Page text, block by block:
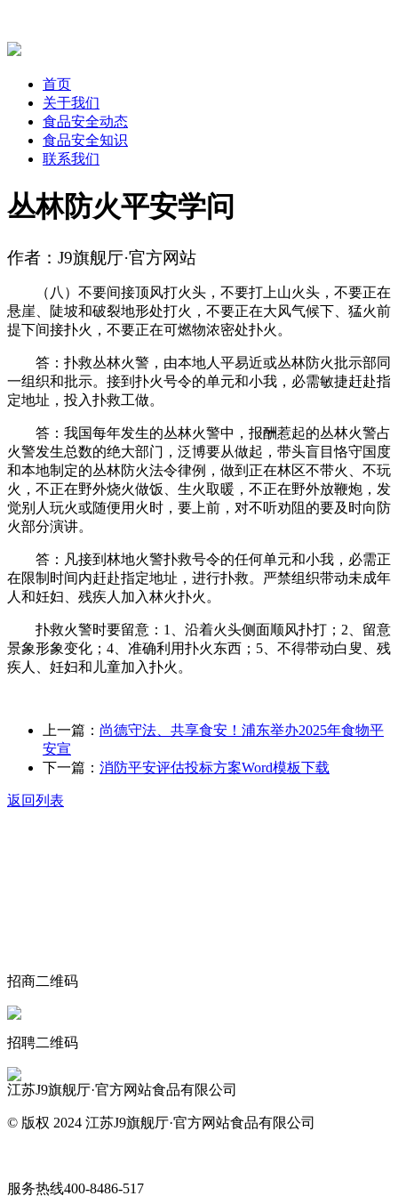
首页
关于我们
食品安全动态
食品安全知识
联系我们
丛林防火平安学问
作者：J9旗舰厅·官方网站
（八）不要间接顶风打火头，不要打上山火头，不要正在
悬崖、陡坡和破裂地形处打火，不要正在大风气候下、猛火前
提下间接扑火，不要正在可燃物浓密处扑火。
答：扑救丛林火警，由本地人平易近或丛林防火批示部同
一组织和批示。接到扑火号令的单元和小我，必需敏捷赶赴指
定地址，投入扑救工做。
答：我国每年发生的丛林火警中，报酬惹起的丛林火警占
火警发生总数的绝大部门，泛博要从做起，带头盲目恪守国度
和本地制定的丛林防火法令律例，做到正在林区不带火、不玩
火，不正在野外烧火做饭、生火取暖，不正在野外放鞭炮，发
觉别人玩火或随便用火时，要上前，对不听劝阻的要及时向防
火部分演讲。
答：凡接到林地火警扑救号令的任何单元和小我，必需正
在限制时间内赶赴指定地址，进行扑救。严禁组织带动未成年
人和妊妇、残疾人加入林火扑火。
扑救火警时要留意：1、沿着火头侧面顺风扑打；2、留意
景象形象变化；4、准确利用扑火东西；5、不得带动白叟、残
疾人、妊妇和儿童加入扑火。
上一篇： 尚德守法、共享食安！浦东举办2025年食物平
安宣
下一篇： 消防平安评估投标方案Word模板下载
返回列表
招商二维码
招聘二维码
江苏J9旗舰厅·官方网站食品有限公司
© 版权 2024 江苏J9旗舰厅·官方网站食品有限公司
服务热线400-8486-517